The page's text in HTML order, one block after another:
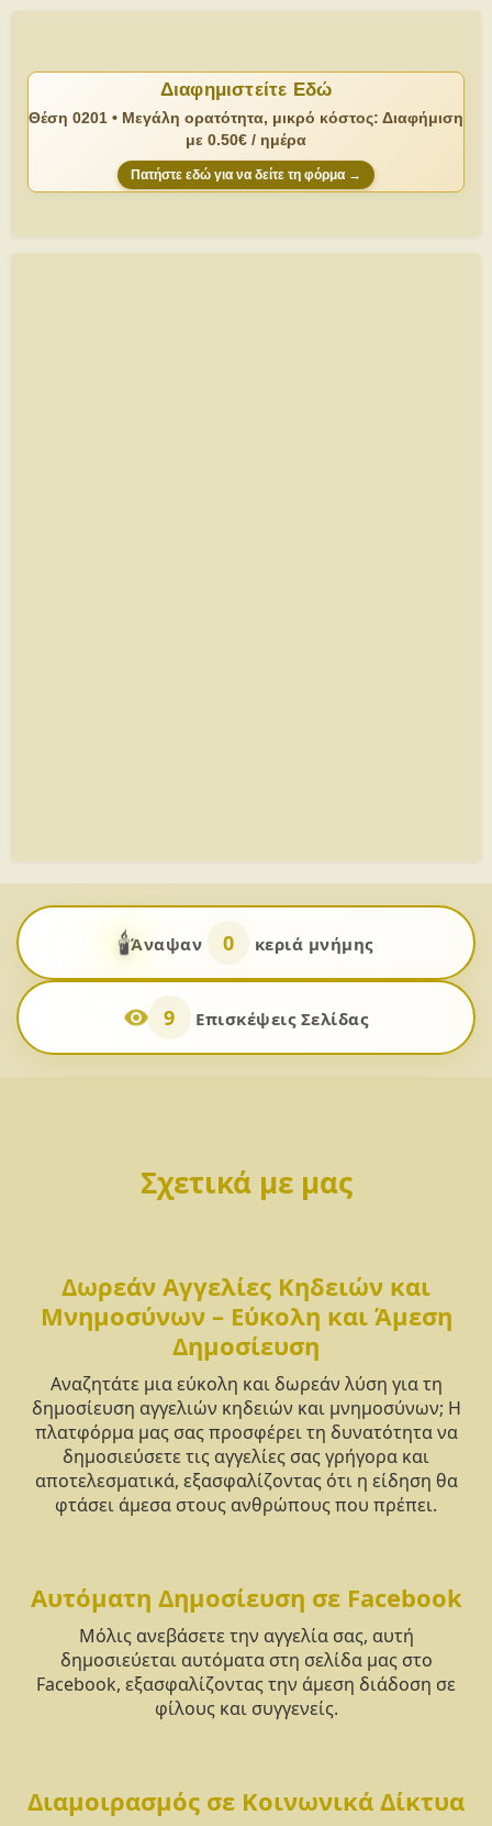
Διαφημιστείτε Εδώ
Θέση 0201 • Μεγάλη ορατότητα, μικρό κόστος: Διαφήμιση
με 0.50€ / ημέρα
Πατήστε εδώ για να δείτε τη φόρμα →
🕯️Άναψαν 0 κεριά μνήμης
9 Επισκέψεις Σελίδας
Σχετικά με μας
Δωρεάν Αγγελίες Κηδειών και
Μνημοσύνων – Εύκολη και Άμεση
Δημοσίευση
Αναζητάτε μια εύκολη και δωρεάν λύση για τη
δημοσίευση αγγελιών κηδειών και μνημοσύνων; Η
πλατφόρμα μας σας προσφέρει τη δυνατότητα να
δημοσιεύσετε τις αγγελίες σας γρήγορα και
αποτελεσματικά, εξασφαλίζοντας ότι η είδηση θα
φτάσει άμεσα στους ανθρώπους που πρέπει.
Αυτόματη Δημοσίευση σε Facebook
Μόλις ανεβάσετε την αγγελία σας, αυτή
δημοσιεύεται αυτόματα στη σελίδα μας στο
Facebook, εξασφαλίζοντας την άμεση διάδοση σε
φίλους και συγγενείς.
Διαμοιρασμός σε Κοινωνικά Δίκτυα